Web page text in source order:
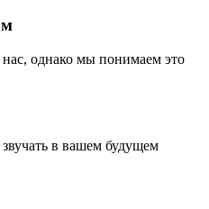
однако мы понимаем это
в вашем будущем